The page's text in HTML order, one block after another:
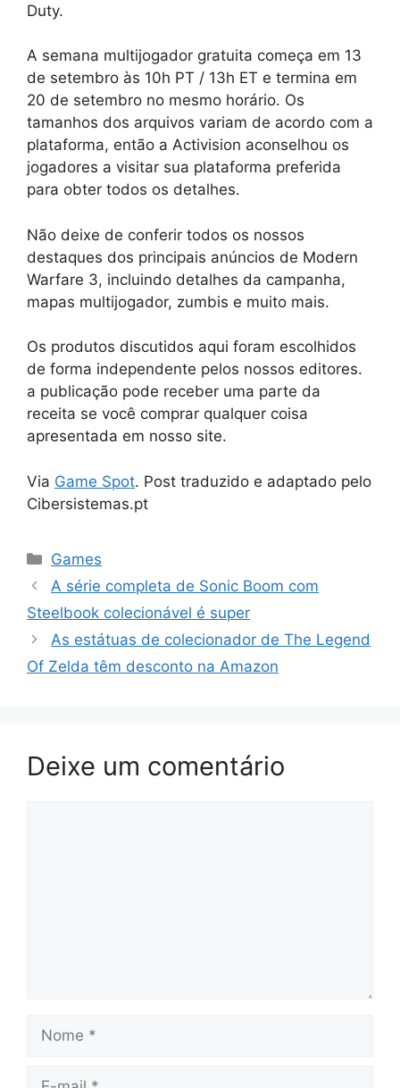
Duty.
A semana multijogador gratuita começa em 13
de setembro às 10h PT / 13h ET e termina em
20 de setembro no mesmo horário. Os
tamanhos dos arquivos variam de acordo com a
plataforma, então a Activision aconselhou os
jogadores a visitar sua plataforma preferida
para obter todos os detalhes.
Não deixe de conferir todos os nossos
destaques dos principais anúncios de Modern
Warfare 3, incluindo detalhes da campanha,
mapas multijogador, zumbis e muito mais.
Os produtos discutidos aqui foram escolhidos
de forma independente pelos nossos editores.
a publicação pode receber uma parte da
receita se você comprar qualquer coisa
apresentada em nosso site.
Via Game Spot. Post traduzido e adaptado pelo
Cibersistemas.pt
Categorias
Games
A série completa de Sonic Boom com
Steelbook colecionável é super
As estátuas de colecionador de The Legend
Of Zelda têm desconto na Amazon
Deixe um comentário